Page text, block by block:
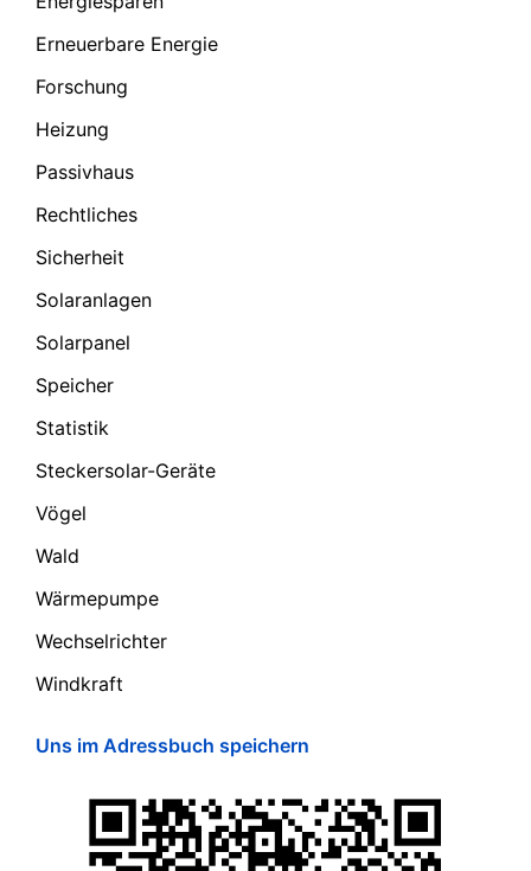
Erneuerbare Energie
Forschung
Heizung
Passivhaus
Rechtliches
Sicherheit
Solaranlagen
Solarpanel
Speicher
Statistik
Steckersolar-Geräte
Vögel
Wald
Wärmepumpe
Wechselrichter
Windkraft
Uns im Adressbuch speichern